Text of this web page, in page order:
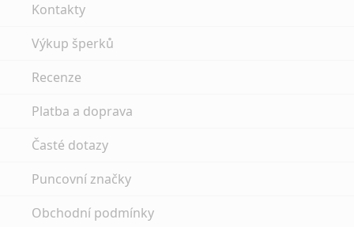
Kontakty
Výkup šperků
Recenze
Platba a doprava
Časté dotazy
Puncovní značky
Obchodní podmínky